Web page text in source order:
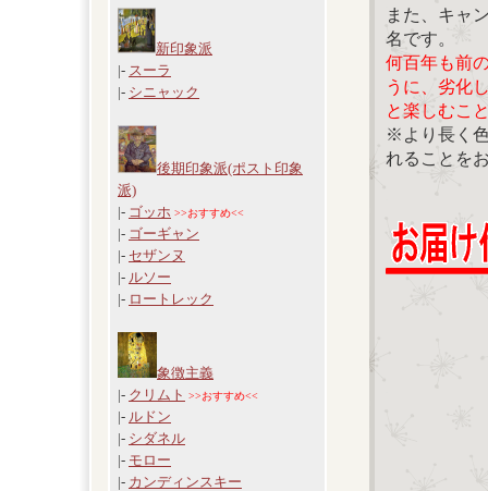
新印象派
|- スーラ
|- シニャック
後期印象派(ポスト印象
派)
|- ゴッホ >>おすすめ<<
|- ゴーギャン
|- セザンヌ
|- ルソー
|- ロートレック
象徴主義
|- クリムト >>おすすめ<<
|- ルドン
|- シダネル
|- モロー
|- カンディンスキー
また、キャ
名です。
何百年も前
うに、劣化
と楽しむこ
※より長く
れることを